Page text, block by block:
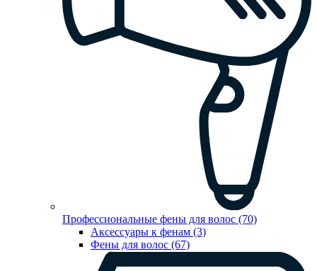
Профессиональные фены для волос (70)
Аксессуары к фенам (3)
Фены для волос (67)